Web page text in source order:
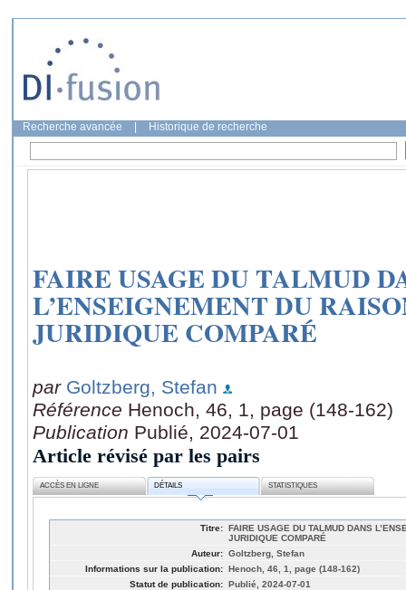
Recherche avancée Historique de recherche
FAIRE USAGE DU TALMUD
L’ENSEIGNEMENT DU
JURIDIQUE COMPARÉ
par Goltzberg, Stefan
Référence Henoch, 46, 1, page (148-162)
Publication Publié, 2024-07-01
Article révisé par les pairs
ACCÈS EN LIGNE DÉTAILS STATISTIQUES
Titre: FAIRE USAGE DU TALMUD DANS
JURIDIQUE COMPARÉ
Auteur: Goltzberg, Stefan
Informations sur la publication: Henoch, 46, 1, page (148-162)
Statut de publication: Publié, 2024-07-01